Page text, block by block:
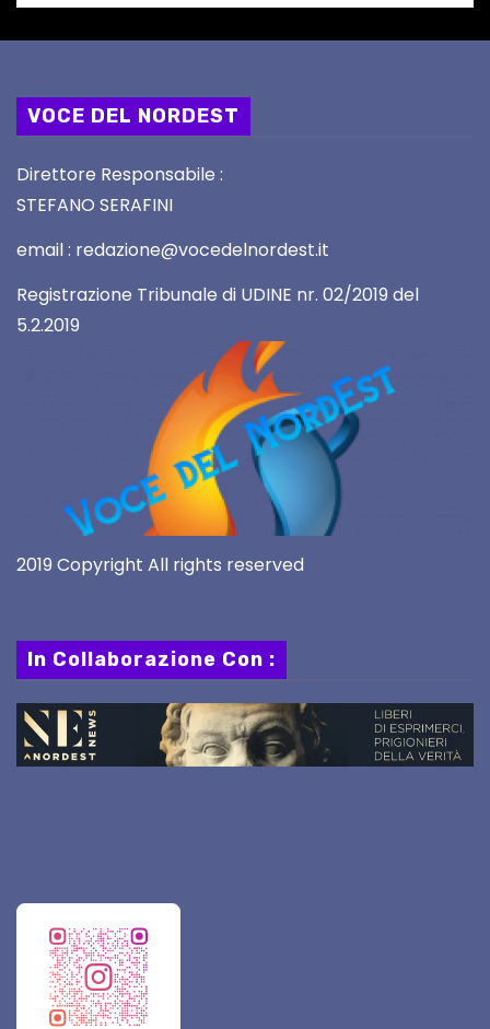
VOCE DEL NORDEST
Direttore Responsabile :
STEFANO SERAFINI
email : redazione@vocedelnordest.it
Registrazione Tribunale di UDINE nr. 02/2019 del
5.2.2019
2019 Copyright All rights reserved
In Collaborazione Con :